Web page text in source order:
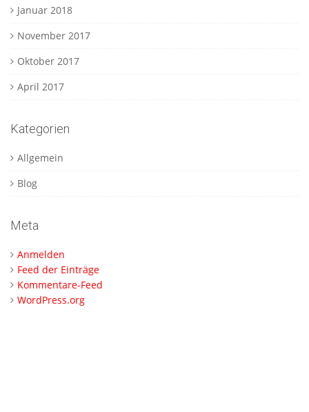
Januar 2018
November 2017
Oktober 2017
April 2017
Kategorien
Allgemein
Blog
Meta
Anmelden
Feed der Einträge
Kommentare-Feed
WordPress.org